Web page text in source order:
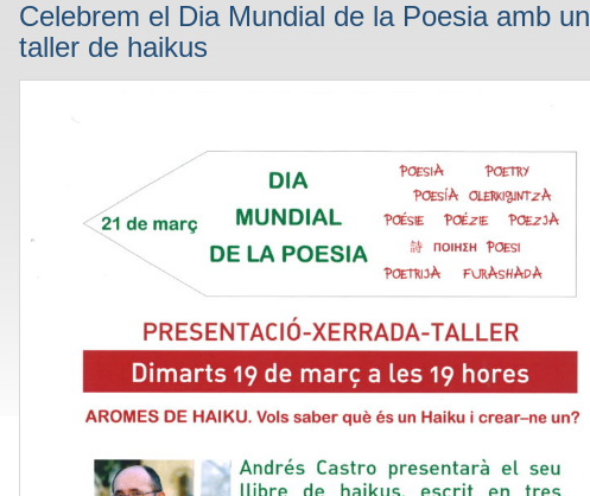
Celebrem el Dia Mundial de la Poesia amb un
taller de haikus